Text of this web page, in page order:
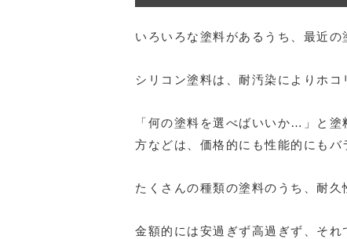
いろいろな塗料があるうち、最近の
シリコン塗料は、耐汚染によりホコ
「何の塗料を選べばいいか…」と
方などは、価格的にも性能的にもバ
たくさんの種類の塗料のうち、耐久
金額的には安過ぎず高過ぎず、そ